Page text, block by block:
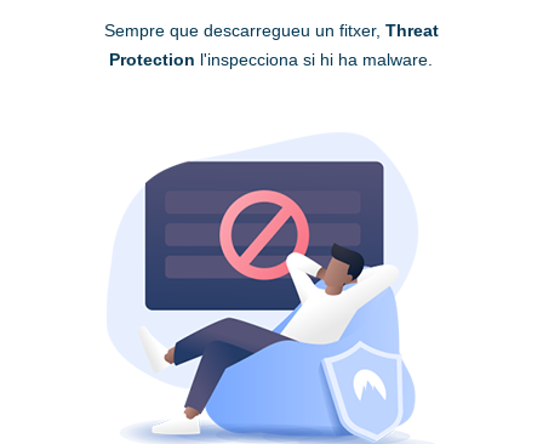
Sempre que descarregueu un fitxer, Threat
Protection l'inspecciona si hi ha malware.